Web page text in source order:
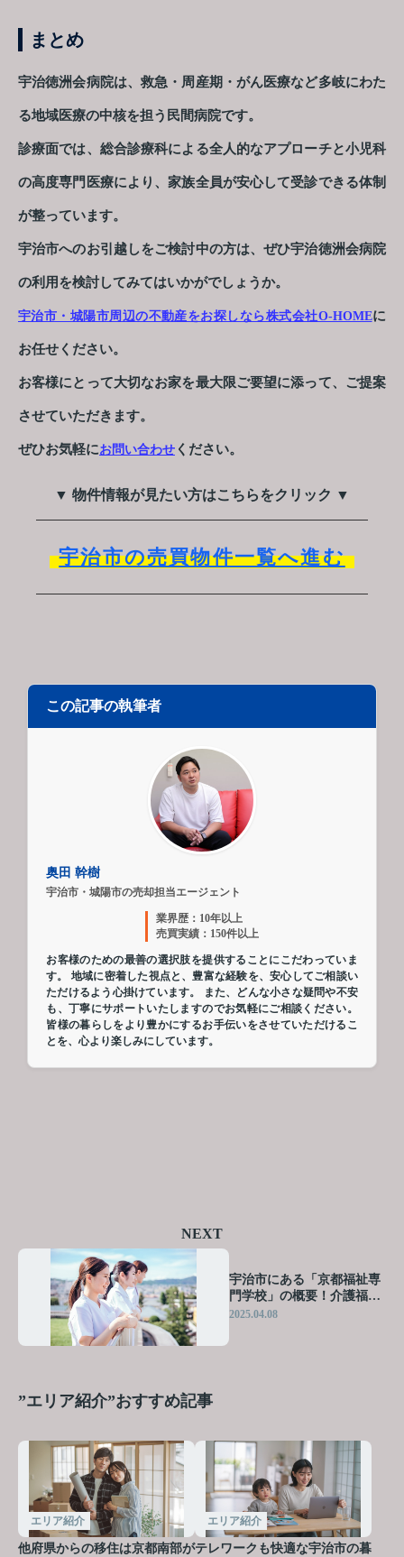
まとめ
宇治徳洲会病院は、救急・周産期・がん医療など多岐にわた
る地域医療の中核を担う民間病院です。
診療面では、総合診療科による全人的なアプローチと小児科
の高度専門医療により、家族全員が安心して受診できる体制
が整っています。
宇治市へのお引越しをご検討中の方は、ぜひ宇治徳洲会病院
の利用を検討してみてはいかがでしょうか。
宇治市・城陽市周辺の不動産をお探しなら株式会社O-HOMEに
お任せください。
お客様にとって大切なお家を最大限ご要望に添って、ご提案
させていただきます。
ぜひお気軽にお問い合わせ ください。
▼ 物件情報が見たい方はこちらをクリック ▼
宇治市の売買物件一覧へ進む
この記事の執筆者
奥田 幹樹
宇治市・城陽市の売却担当エージェント
業界歴：10年以上
売買実績：150件以上
お客様のための最善の選択肢を提供することにこだわっていま
す。 地域に密着した視点と、豊富な経験を、安心してご相談い
ただけるよう心掛けています。 また、どんな小さな疑問や不安
も、丁寧にサポートいたしますのでお気軽にご相談ください。
皆様の暮らしをより豊かにするお手伝いをさせていただけるこ
とを、心より楽しみにしています。
NEXT
宇治市にある「京都福祉専
門学校」の概要！介護福祉
士の育成体制もご紹介
2025.04.08
”エリア紹介”おすすめ記事
エリア紹介
他府県からの移住は京都南部が
エリア紹介
テレワークも快適な宇治市の暮